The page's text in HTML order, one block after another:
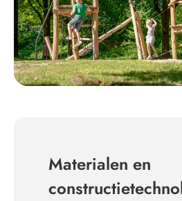
Materialen en